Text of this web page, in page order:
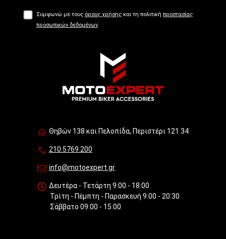
Συμφωνώ με τους όρους χρήσης και τη πολιτική προστασίας
προσωπικών δεδομένων
Θηβών 138 και Πελοπίδα, Περιστέρι 121 34
210.5769.200
info@motoexpert.gr
Δευτέρα - Τετάρτη 9:00 - 18:00
Τρίτη - Πέμπτη - Παρασκευή 9:00 - 20:30
Σάββατο 09:00 - 15:00